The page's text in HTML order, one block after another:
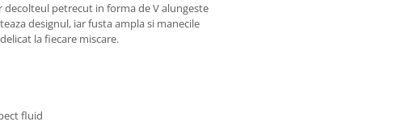
petrecut in forma de V alungeste
designul, iar fusta ampla si manecile
la fiecare miscare.
fluid